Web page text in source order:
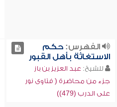
الفهرس:حكم
الاستغاثة بأهل القبور
للشيخ: عبد العزيز بن باز
جزء من محاضرة ( فتاوى نور
على الدرب (479))